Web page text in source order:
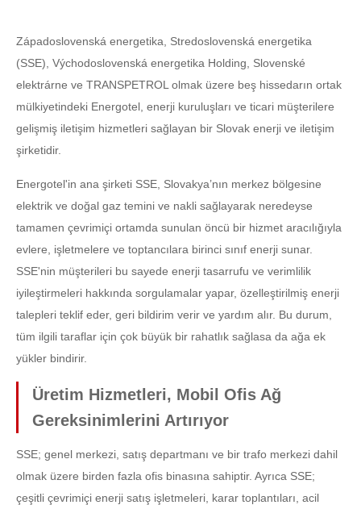
Západoslovenská energetika, Stredoslovenská energetika
(SSE), Východoslovenská energetika Holding, Slovenské
elektrárne ve TRANSPETROL olmak üzere beş hissedarın ortak
mülkiyetindeki Energotel, enerji kuruluşları ve ticari müşterilere
gelişmiş iletişim hizmetleri sağlayan bir Slovak enerji ve iletişim
şirketidir.
Energotel'in ana şirketi SSE, Slovakya’nın merkez bölgesine
elektrik ve doğal gaz temini ve nakli sağlayarak neredeyse
tamamen çevrimiçi ortamda sunulan öncü bir hizmet aracılığıyla
evlere, işletmelere ve toptancılara birinci sınıf enerji sunar.
SSE'nin müşterileri bu sayede enerji tasarrufu ve verimlilik
iyileştirmeleri hakkında sorgulamalar yapar, özelleştirilmiş enerji
talepleri teklif eder, geri bildirim verir ve yardım alır. Bu durum,
tüm ilgili taraflar için çok büyük bir rahatlık sağlasa da ağa ek
yükler bindirir.
Üretim Hizmetleri, Mobil Ofis Ağ
Gereksinimlerini Artırıyor
SSE; genel merkezi, satış departmanı ve bir trafo merkezi dahil
olmak üzere birden fazla ofis binasına sahiptir. Ayrıca SSE;
çeşitli çevrimiçi enerji satış işletmeleri, karar toplantıları, acil